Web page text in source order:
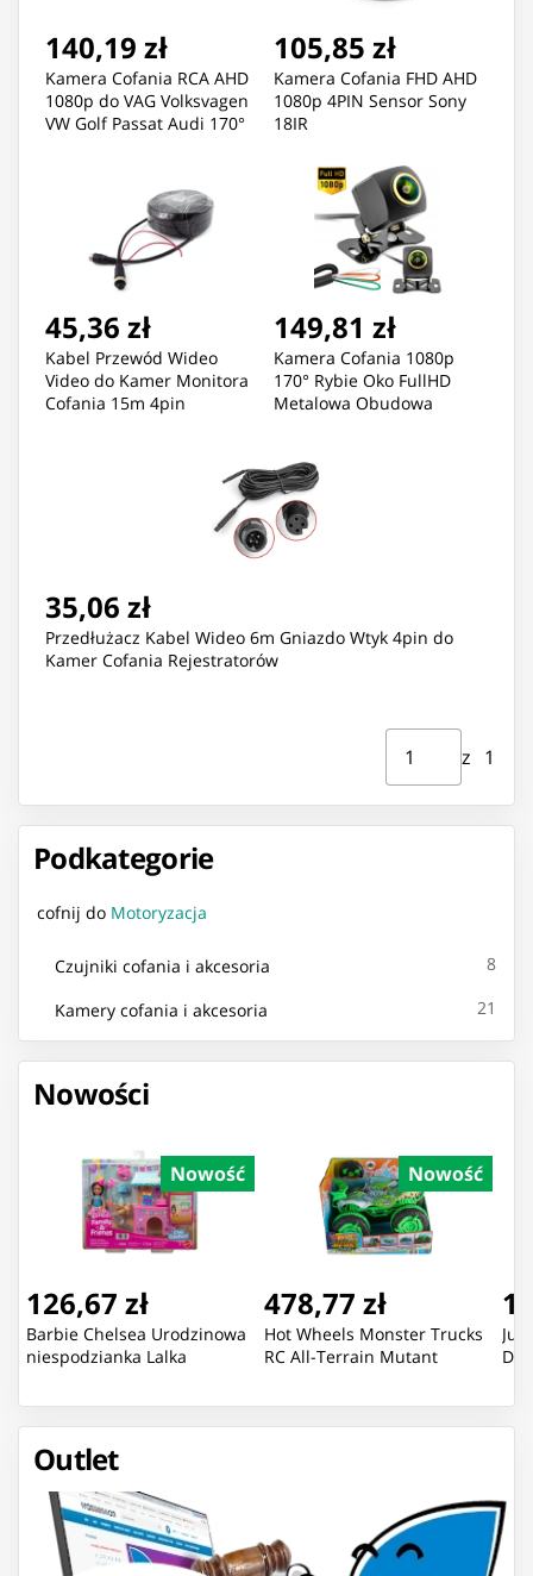
Podkategorie
cofnij do Motoryzacja
Czujniki cofania i akcesoria 8
Kamery cofania i akcesoria 21
Nowości
Nowość
126,67 zł
Barbie Chelsea Urodzinowa
niespodzianka Lalka
Nowość
478,77 zł
Hot Wheels Monster Trucks
RC All-Terrain Mutant
Outlet
140,19 zł
Kamera Cofania RCA AHD
1080p do VAG Volksvagen
VW Golf Passat Audi 170°
105,85 zł
Kamera Cofania FHD AHD
1080p 4PIN Sensor Sony
18IR
45,36 zł
Kabel Przewód Wideo
Video do Kamer Monitora
Cofania 15m 4pin
149,81 zł
Kamera Cofania 1080p
170° Rybie Oko FullHD
Metalowa Obudowa
35,06 zł
Przedłużacz Kabel Wideo 6m Gniazdo Wtyk 4pin do
Kamer Cofania Rejestratorów
Strona ⁨1⁩ z ⁨1⁩
z ⁨1⁩
Przejdź do strony